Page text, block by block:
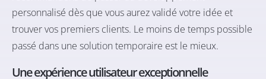
personnalisé dès que vous aurez validé votre idée et
trouver vos premiers clients. Le moins de temps possible
passé dans une solution temporaire est le mieux.
Une expérience utilisateur exceptionnelle